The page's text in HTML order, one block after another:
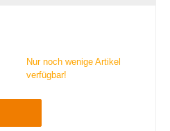
Nur noch wenige Artikel
verfügbar!